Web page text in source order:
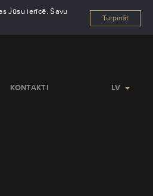
Jūsu ierīcē. Savu
Turpināt
KONTAKTI LV